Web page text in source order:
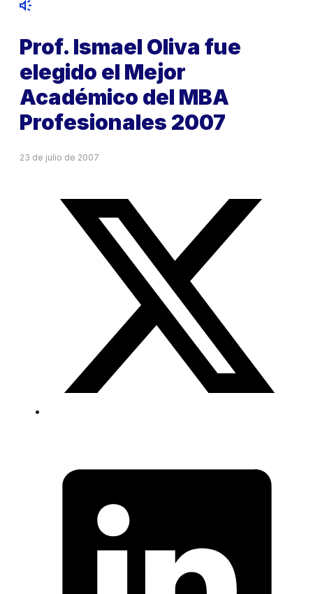
Prof. Ismael Oliva fue
elegido el Mejor
Académico del MBA
Profesionales 2007
23 de julio de 2007